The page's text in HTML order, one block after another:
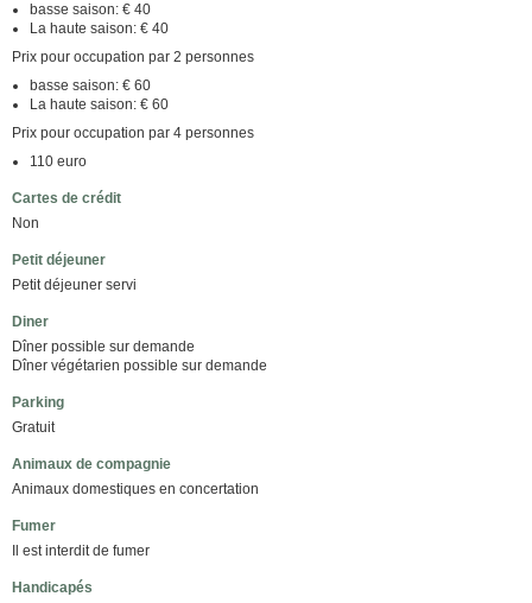
basse saison: € 40
La haute saison: € 40
Prix pour occupation par 2 personnes
basse saison: € 60
La haute saison: € 60
Prix pour occupation par 4 personnes
110 euro
Cartes de crédit
Non
Petit déjeuner
Petit déjeuner servi
Diner
Dîner possible sur demande
Dîner végétarien possible sur demande
Parking
Gratuit
Animaux de compagnie
Animaux domestiques en concertation
Fumer
Il est interdit de fumer
Handicapés